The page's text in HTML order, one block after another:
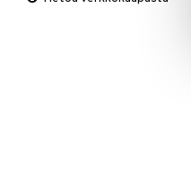
Vaasit
Lakanat & Tyynyliinat
Viltit & Peitteet
Ulkoilmaelämä